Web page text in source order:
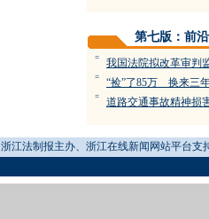
第七版：前沿
= 我国法院拟改革审判
= “捡”了85万 换来三
= 道路交通事故精神损
浙江法制报主办、浙江在线新闻网站平台